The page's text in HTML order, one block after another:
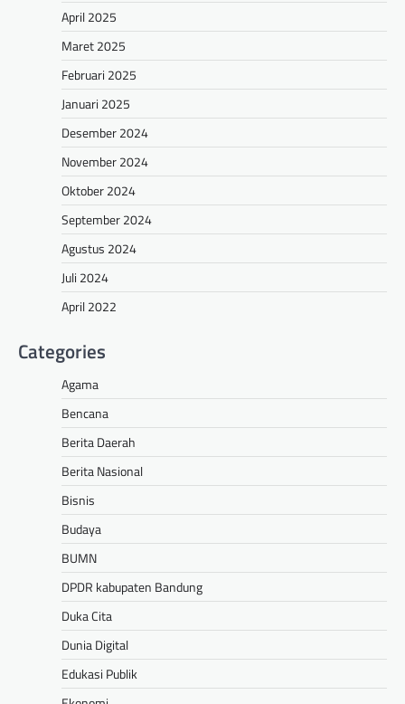
April 2025
Maret 2025
Februari 2025
Januari 2025
Desember 2024
November 2024
Oktober 2024
September 2024
Agustus 2024
Juli 2024
April 2022
Categories
Agama
Bencana
Berita Daerah
Berita Nasional
Bisnis
Budaya
BUMN
DPDR kabupaten Bandung
Duka Cita
Dunia Digital
Edukasi Publik